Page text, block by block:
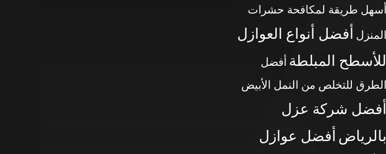
أسهل طريقة لمكافحة حشرات
المنزل
أفضل أنواع العوازل
للأسطح المبلطة أفضل
الطرق للتخلص من النمل الأبيض
أفضل شركة عزل
بالرياض أفضل عوازل